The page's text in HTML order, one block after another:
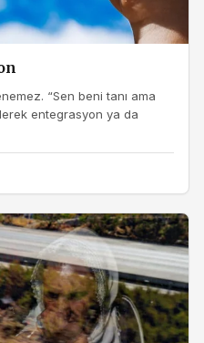
“Sen beni tanı ama
entegrasyon ya da